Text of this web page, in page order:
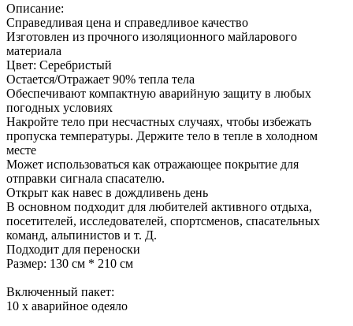
Описание:
Справедливая цена и справедливое качество
Изготовлен из прочного изоляционного майларового
материала
Цвет: Серебристый
Остается/Отражает 90% тепла тела
Обеспечивают компактную аварийную защиту в любых
погодных условиях
Накройте тело при несчастных случаях, чтобы избежать
пропуска температуры. Держите тело в тепле в холодном
месте
Может использоваться как отражающее покрытие для
отправки сигнала спасателю.
Открыт как навес в дождливень день
В основном подходит для любителей активного отдыха,
посетителей, исследователей, спортсменов, спасательных
команд, альпинистов и т. Д.
Подходит для переноски
Размер: 130 см * 210 см
Включенный пакет:
10 х аварийное одеяло